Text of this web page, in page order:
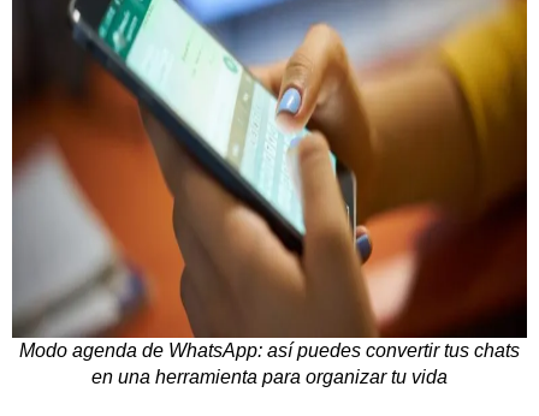
Modo agenda de WhatsApp: así puedes convertir tus chats
en una herramienta para organizar tu vida